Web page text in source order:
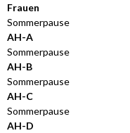
Frauen
Sommerpause
AH-A
Sommerpause
AH-B
Sommerpause
AH-C
Sommerpause
AH-D